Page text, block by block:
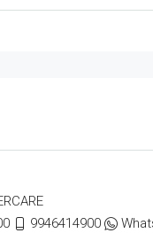
9946414900